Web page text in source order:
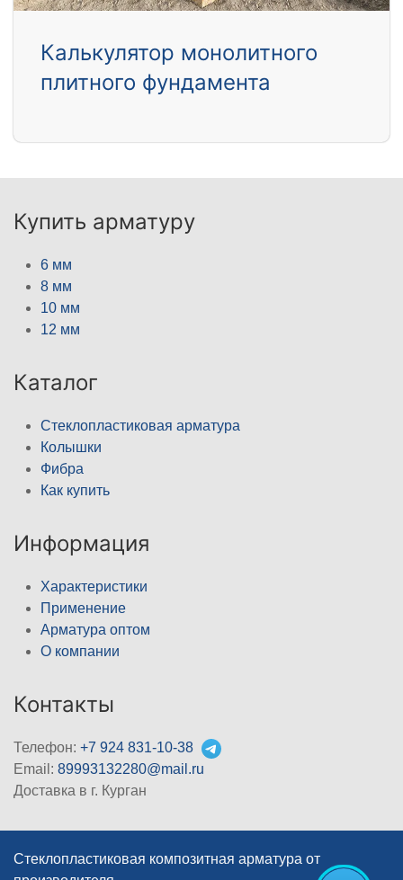
Калькулятор монолитного
плитного фундамента
Купить арматуру
6 мм
8 мм
10 мм
12 мм
Каталог
Стеклопластиковая арматура
Колышки
Фибра
Как купить
Информация
Характеристики
Применение
Арматура оптом
О компании
Контакты
Телефон: +7 924 831-10-38
Email: 89993132280@mail.ru
Доставка в г. Курган
Стеклопластиковая композитная арматура от